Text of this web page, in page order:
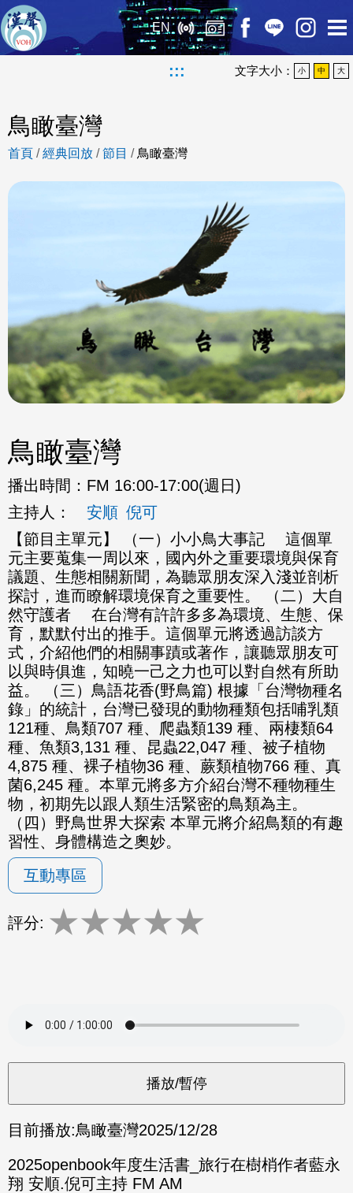
EN
::: 文字大小： 小 中 大
鳥瞰臺灣
首頁 /經典回放 /節目 / 鳥瞰臺灣
鳥瞰臺灣
播出時間： FM 16:00-17:00(週日)
主持人：
安順 倪可
【節目主單元】 （一）小小鳥大事記 這個單
元主要蒐集一周以來，國內外之重要環境與保育
議題、生態相關新聞，為聽眾朋友深入淺並剖析
探討，進而瞭解環境保育之重要性。 （二）大自
然守護者 在台灣有許許多多為環境、生態、保
育，默默付出的推手。這個單元將透過訪談方
式，介紹他們的相關事蹟或著作，讓聽眾朋友可
以與時俱進，知曉一己之力也可以對自然有所助
益。 （三）鳥語花香(野鳥篇) 根據「台灣物種名
錄」的統計，台灣已發現的動物種類包括哺乳類
121種、鳥類707 種、爬蟲類139 種、兩棲類64
種、魚類3,131 種、昆蟲22,047 種、被子植物
4,875 種、裸子植物36 種、蕨類植物766 種、真
菌6,245 種。本單元將多方介紹台灣不種物種生
物，初期先以跟人類生活緊密的鳥類為主。
（四）野鳥世界大探索 本單元將介紹鳥類的有趣
習性、身體構造之奧妙。
互動專區
評分: ★★★★★
目前播放:鳥瞰臺灣2025/12/28
2025openbook年度生活書_旅行在樹梢作者藍永
翔 安順.倪可主持 FM AM